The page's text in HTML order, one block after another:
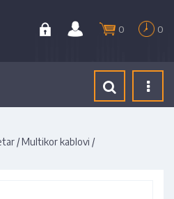
0 0
/Multikor kablovi /